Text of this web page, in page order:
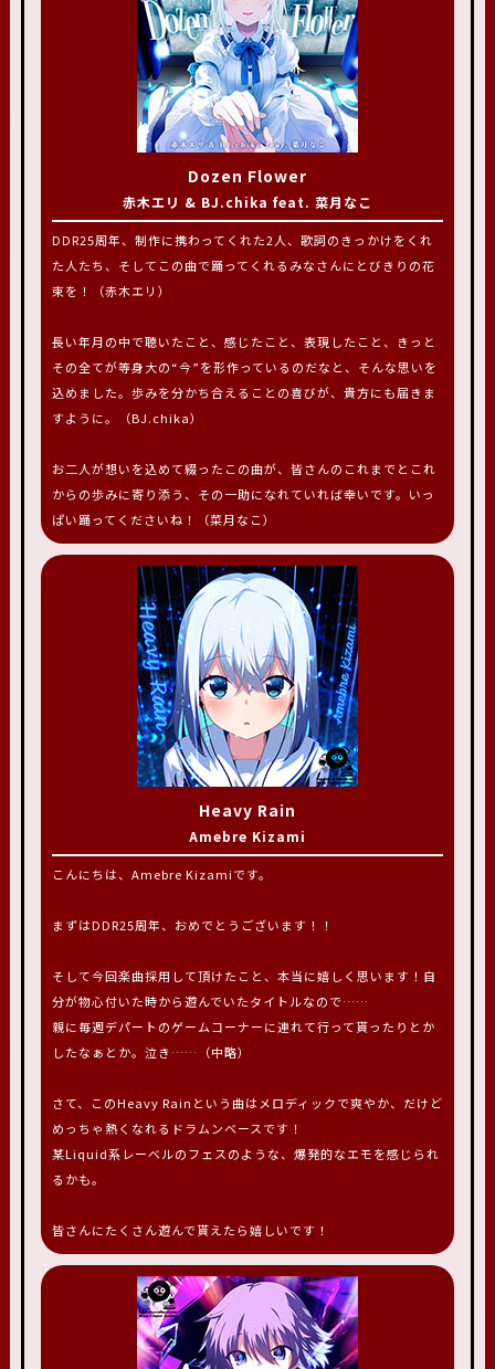
Dozen Flower
赤木エリ & BJ.chika feat. 菜月なこ
DDR25周年、制作に携わってくれた2人、歌詞のきっかけをくれ
た人たち、そしてこの曲で踊ってくれるみなさんにとびきりの花
束を！（赤木エリ）
長い年月の中で聴いたこと、感じたこと、表現したこと、きっと
その全てが等身大の“今”を形作っているのだなと、そんな思いを
込めました。歩みを分かち合えることの喜びが、貴方にも届きま
すように。（BJ.chika）
お二人が想いを込めて綴ったこの曲が、皆さんのこれまでとこれ
からの歩みに寄り添う、その一助になれていれば幸いです。いっ
ぱい踊ってくださいね！（菜月なこ）
Heavy Rain
Amebre Kizami
こんにちは、Amebre Kizamiです。
まずはDDR25周年、おめでとうございます！！
そして今回楽曲採用して頂けたこと、本当に嬉しく思います！自
分が物心付いた時から遊んでいたタイトルなので……
親に毎週デパートのゲームコーナーに連れて行って貰ったりとか
したなぁとか。泣き……（中略）
さて、このHeavy Rainという曲はメロディックで爽やか、だけど
めっちゃ熱くなれるドラムンベースです！
某Liquid系レーベルのフェスのような、爆発的なエモを感じられ
るかも。
皆さんにたくさん遊んで貰えたら嬉しいです！